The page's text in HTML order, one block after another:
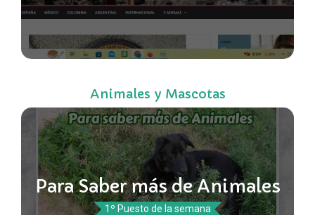
Animales y Mascotas
Para Saber más de Animales
1º Puesto de la semana